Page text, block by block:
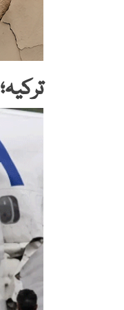
ترکیہ؛ 267 مسافروں سے بھرا طیارہ ایئرپورٹ پر ریڈار ٹاور سے ٹکرا گیا